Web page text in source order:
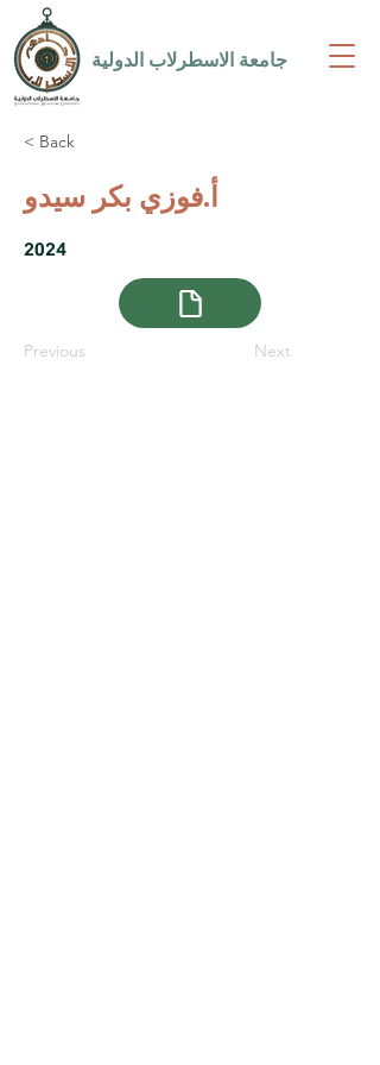
جامعة الاسطرلاب الدولية
< Back
أ.فوزي بكر سيدو
2024
Previous Next